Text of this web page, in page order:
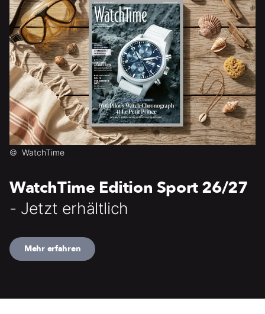
© WatchTime
WatchTime Edition Sport 26/27
- Jetzt erhältlich
Mehr erfahren